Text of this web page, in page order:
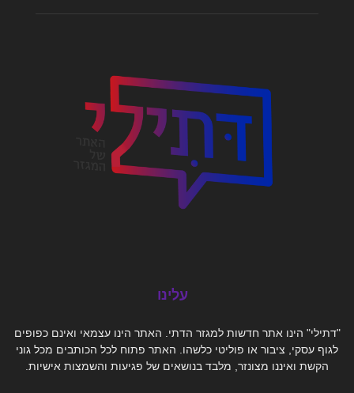
עלינו
"דתילי" הינו אתר חדשות למגזר הדתי. האתר הינו עצמאי ואינם כפופים
לגוף עסקי, ציבור או פוליטי כלשהו. האתר פתוח לכל הכותבים מכל גוני
הקשת ואיננו מצונזר, מלבד בנושאים של פגיעות והשמצות אישיות.